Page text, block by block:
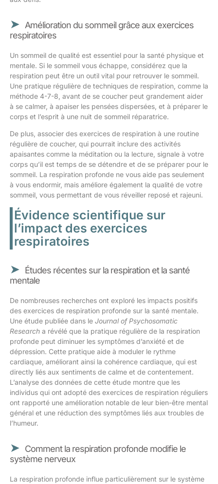
Amélioration du sommeil grâce aux exercices
respiratoires
Un sommeil de qualité est essentiel pour la santé physique et
mentale. Si le sommeil vous échappe, considérez que la
respiration peut être un outil vital pour retrouver le sommeil.
Une pratique régulière de techniques de respiration, comme la
méthode 4-7-8, avant de se coucher peut grandement aider
à se calmer, à apaiser les pensées dispersées, et à préparer le
corps et l’esprit à une nuit de sommeil réparatrice.
De plus, associer des exercices de respiration à une routine
régulière de coucher, qui pourrait inclure des activités
apaisantes comme la méditation ou la lecture, signale à votre
corps qu’il est temps de se détendre et de se préparer pour le
sommeil. La respiration profonde ne vous aide pas seulement
à vous endormir, mais améliore également la qualité de votre
sommeil, vous permettant de vous réveiller reposé et rajeuni.
Évidence scientifique sur
l’impact des exercices
respiratoires
Études récentes sur la respiration et la santé
mentale
De nombreuses recherches ont exploré les impacts positifs
des exercices de respiration profonde sur la santé mentale.
Une étude publiée dans le Journal of Psychosomatic
Research a révélé que la pratique régulière de la respiration
profonde peut diminuer les symptômes d’anxiété et de
dépression. Cette pratique aide à moduler le rythme
cardiaque, améliorant ainsi la cohérence cardiaque, qui est
directly liés aux sentiments de calme et de contentement.
L’analyse des données de cette étude montre que les
individus qui ont adopté des exercices de respiration réguliers
ont rapporté une amélioration notable de leur bien-être mental
général et une réduction des symptômes liés aux troubles de
l’humeur.
Comment la respiration profonde modifie le
système nerveux
La respiration profonde influe particulièrement sur le système